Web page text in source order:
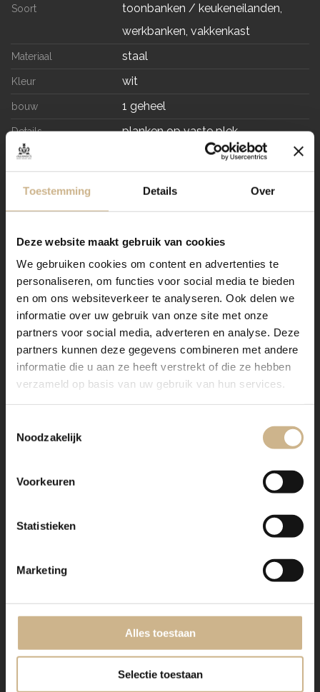
Toestemming Details Over
Deze website maakt gebruik van cookies
We gebruiken cookies om content en advertenties te
personaliseren, om functies voor social media te bieden
en om ons websiteverkeer te analyseren. Ook delen we
informatie over uw gebruik van onze site met onze
partners voor social media, adverteren en analyse. Deze
partners kunnen deze gegevens combineren met andere
informatie die u aan ze heeft verstrekt of die ze hebben
verzameld op basis van uw gebruik van hun services.
Noodzakelijk
Voorkeuren
Statistieken
Marketing
Alles toestaan
Selectie toestaan
Soort
toonbanken / keukeneilanden,
werkbanken, vakkenkast
Materiaal staal
Kleur wit
bouw 1 geheel
Details planken op vaste plek
IK HEB EEN VRAAG
Verzending
BASICS Elements
Elements, geïnspireerd op origineel oude, vaak
zich het beste omschrijven als eigentijds en trendy,
met een vintage look en feel. Deze producten zijn
brengen je graag op de hoogte als het weer binnen is!
wens samenstellen? Klikhiervoor meer informatie.